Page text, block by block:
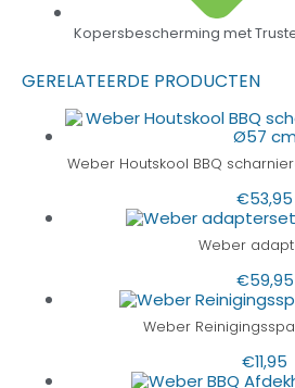
Kopersbescherming met
GERELATEERDE PRODUCTEN
Weber Houtskool BBQ
€53,95
Weber
€59,95
Weber
€11,95